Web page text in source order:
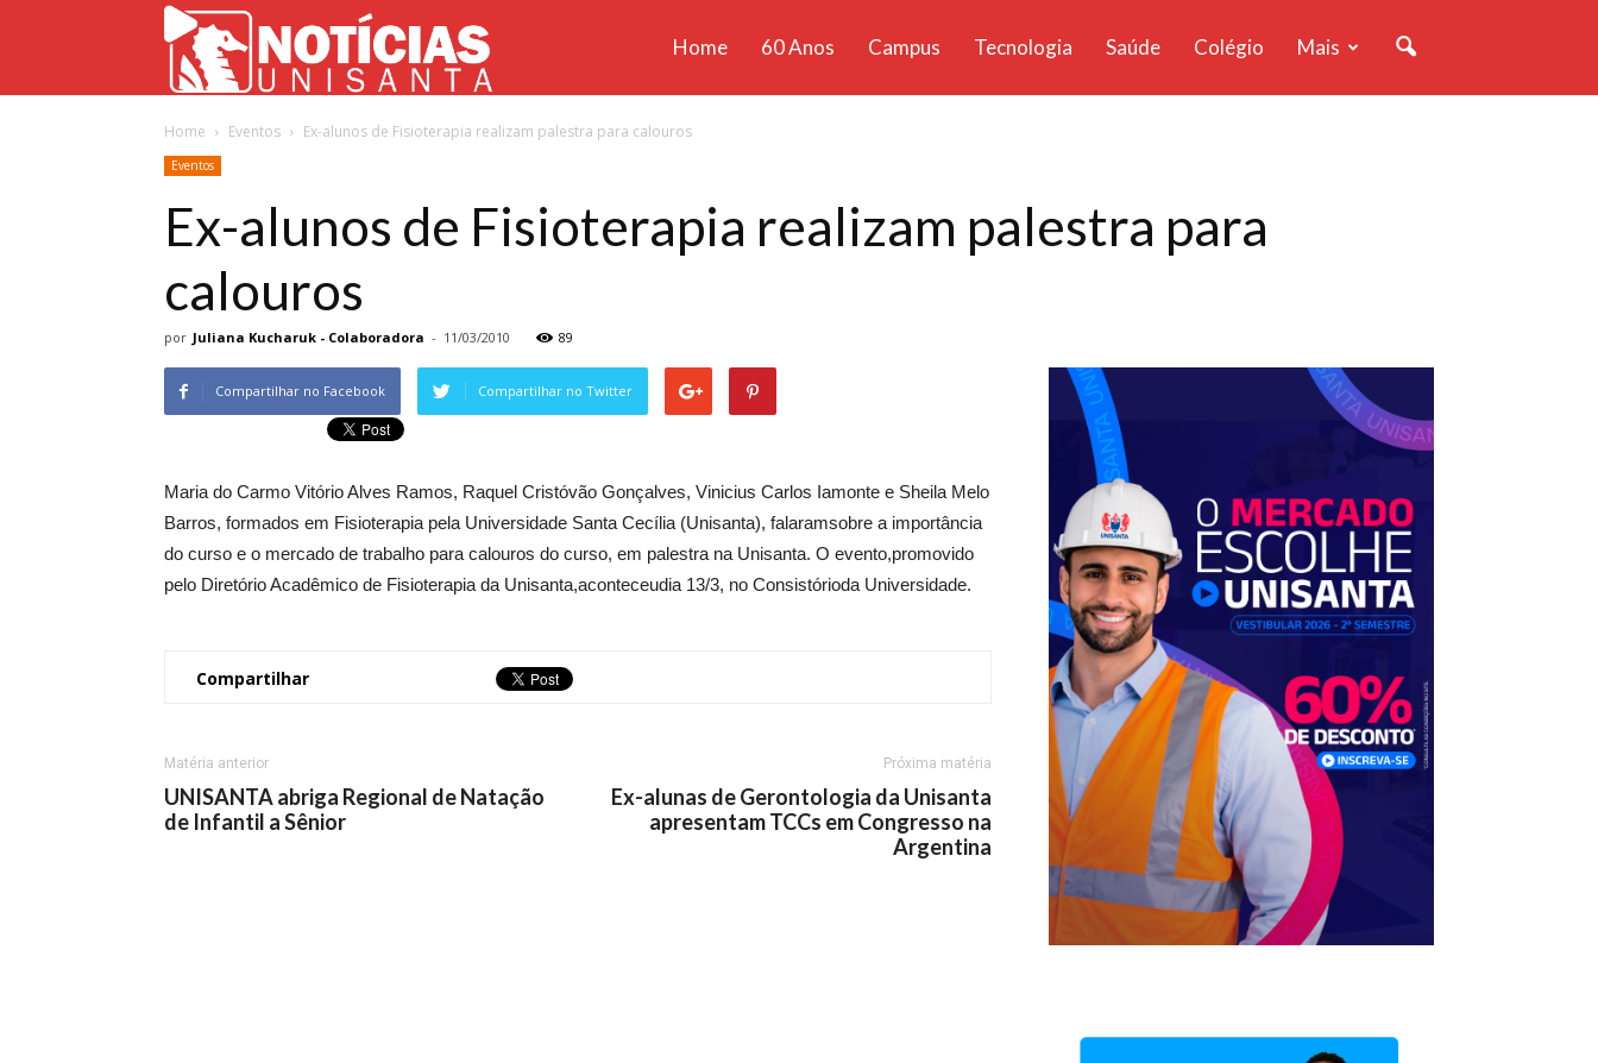
Unisanta
Home 60 Anos Campus Tecnologia Saúde Colégio Mais
Home Eventos Ex-alunos de Fisioterapia realizam palestra para calouros
Eventos
Ex-alunos de Fisioterapia realizam palestra para
calouros
por Juliana Kucharuk - Colaboradora - 11/03/2010 89
Compartilhar no Facebook Compartilhar no Twitter
Maria do Carmo Vitório Alves Ramos, Raquel Cristóvão Gonçalves, Vinicius Carlos Iamonte e Sheila Melo
Barros, formados em Fisioterapia pela Universidade Santa Cecília (Unisanta), falaramsobre a importância
do curso e o mercado de trabalho para calouros do curso, em palestra na Unisanta. O evento,promovido
pelo Diretório Acadêmico de Fisioterapia da Unisanta,aconteceudia 13/3, no Consistórioda Universidade.
Compartilhar
Matéria anterior
UNISANTA abriga Regional de Natação
de Infantil a Sênior
Próxima matéria
Ex-alunas de Gerontologia da Unisanta
apresentam TCCs em Congresso na
Argentina